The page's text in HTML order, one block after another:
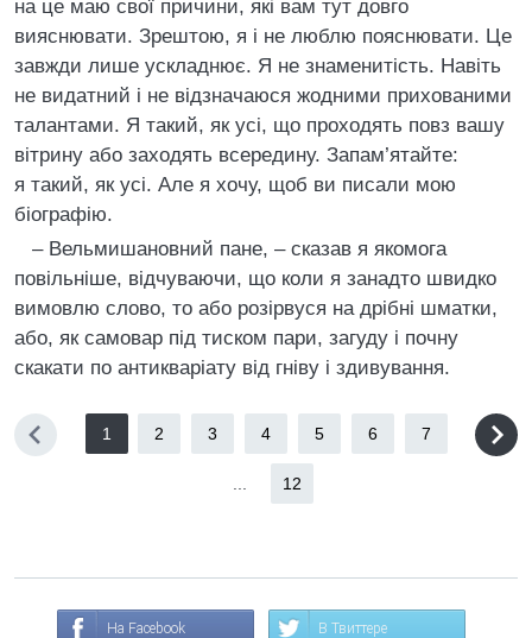
на це маю свої причини, які вам тут довго
вияснювати. Зрештою, я і не люблю пояснювати. Це
завжди лише ускладнює. Я не знаменитість. Навіть
не видатний і не відзначаюся жодними прихованими
талантами. Я такий, як усі, що проходять повз вашу
вітрину або заходять всередину. Запам’ятайте:
я такий, як усі. Але я хочу, щоб ви писали мою
біографію.
– Вельмишановний пане, – сказав я якомога
повільніше, відчуваючи, що коли я занадто швидко
вимовлю слово, то або розірвуся на дрібні шматки,
або, як самовар під тиском пари, загуду і почну
скакати по антикваріату від гніву і здивування.
1 2 3 4 5 6 7
12
На Facebook В Твиттере